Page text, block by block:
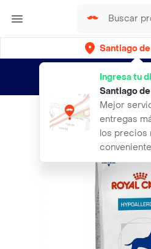
Santiago
Ingresa tu
Santiago
Mejor
entregas
los precios
envíos gratis por